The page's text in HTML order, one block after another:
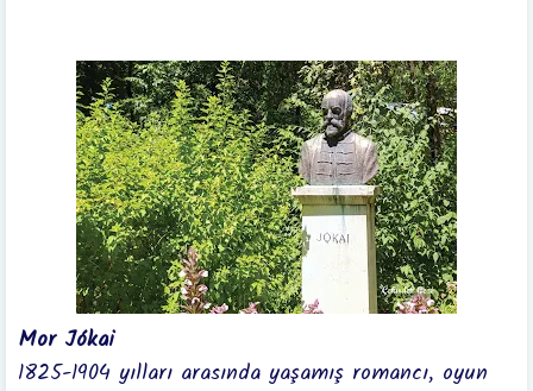
Mor Jókai
1825-1904 yılları arasında yaşamış romancı, oyun